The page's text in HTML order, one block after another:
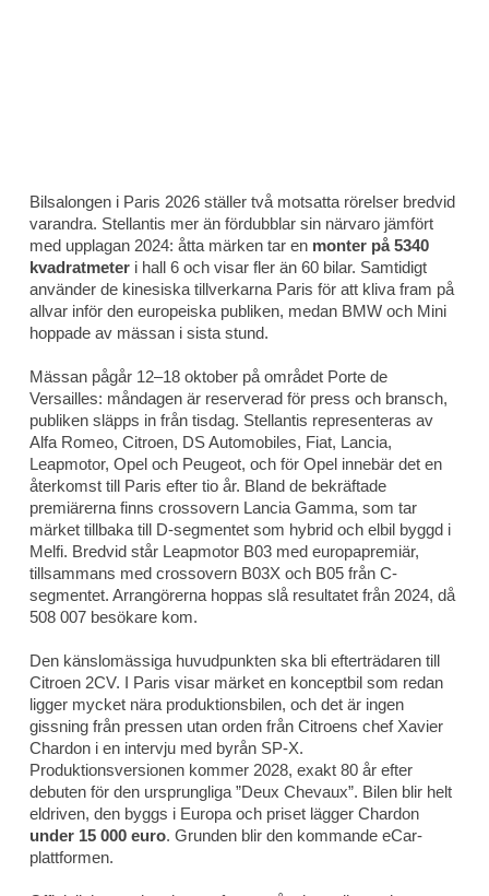
Bilsalongen i Paris 2026 ställer två motsatta rörelser bredvid
varandra. Stellantis mer än fördubblar sin närvaro jämfört
med upplagan 2024: åtta märken tar en monter på 5340
kvadratmeter i hall 6 och visar fler än 60 bilar. Samtidigt
använder de kinesiska tillverkarna Paris för att kliva fram på
allvar inför den europeiska publiken, medan BMW och Mini
hoppade av mässan i sista stund.
Mässan pågår 12–18 oktober på området Porte de
Versailles: måndagen är reserverad för press och bransch,
publiken släpps in från tisdag. Stellantis representeras av
Alfa Romeo, Citroen, DS Automobiles, Fiat, Lancia,
Leapmotor, Opel och Peugeot, och för Opel innebär det en
återkomst till Paris efter tio år. Bland de bekräftade
premiärerna finns crossovern Lancia Gamma, som tar
märket tillbaka till D-segmentet som hybrid och elbil byggd i
Melfi. Bredvid står Leapmotor B03 med europapremiär,
tillsammans med crossovern B03X och B05 från C-
segmentet. Arrangörerna hoppas slå resultatet från 2024, då
508 007 besökare kom.
Den känslomässiga huvudpunkten ska bli efterträdaren till
Citroen 2CV. I Paris visar märket en konceptbil som redan
ligger mycket nära produktionsbilen, och det är ingen
gissning från pressen utan orden från Citroens chef Xavier
Chardon i en intervju med byrån SP-X.
Produktionsversionen kommer 2028, exakt 80 år efter
debuten för den ursprungliga ”Deux Chevaux”. Bilen blir helt
eldriven, den byggs i Europa och priset lägger Chardon
under 15 000 euro. Grunden blir den kommande eCar-
plattformen.